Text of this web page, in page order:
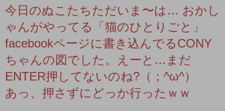
今日のぬこたちただいま〜は… おかし
ゃんがやってる「猫のひとりごと」
facebookページに書き込んでるCONY
ちゃんの図でした。えーと…まだ
ENTER押してないのね?（；^ω^）
あっ、押さずにどっか行ったｗｗ